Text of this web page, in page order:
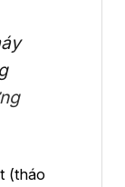
(tháo